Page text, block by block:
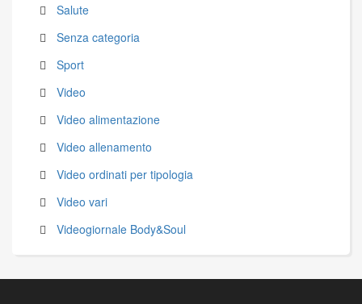
Salute
Senza categoria
Sport
Video
Video alimentazione
Video allenamento
Video ordinati per tipologia
Video vari
Videogiornale Body&Soul